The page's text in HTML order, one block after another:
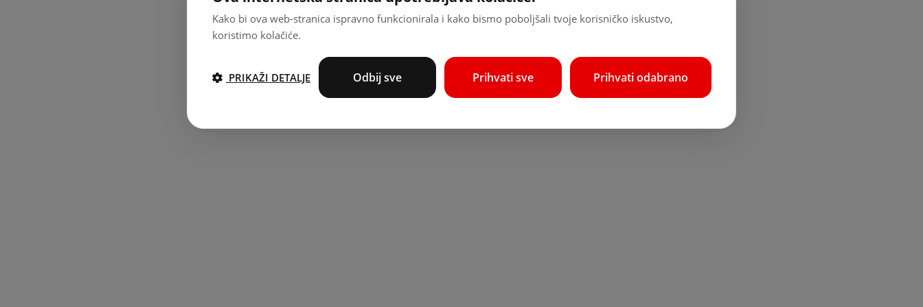
Kako bi ova web-stranica ispravno funkcionirala i kako bismo poboljšali tvoje korisničko iskustvo,
koristimo kolačiće.
Prihvati odabrano
Prihvati sve
Odbij sve
PRIKAŽI DETALJE